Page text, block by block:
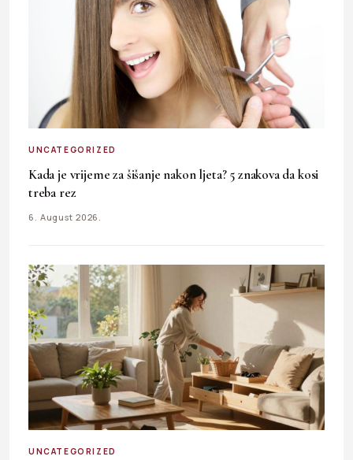
UNCATEGORIZED
Kada je vrijeme za šišanje nakon ljeta? 5 znakova da kosi
treba rez
6. August 2026.
UNCATEGORIZED